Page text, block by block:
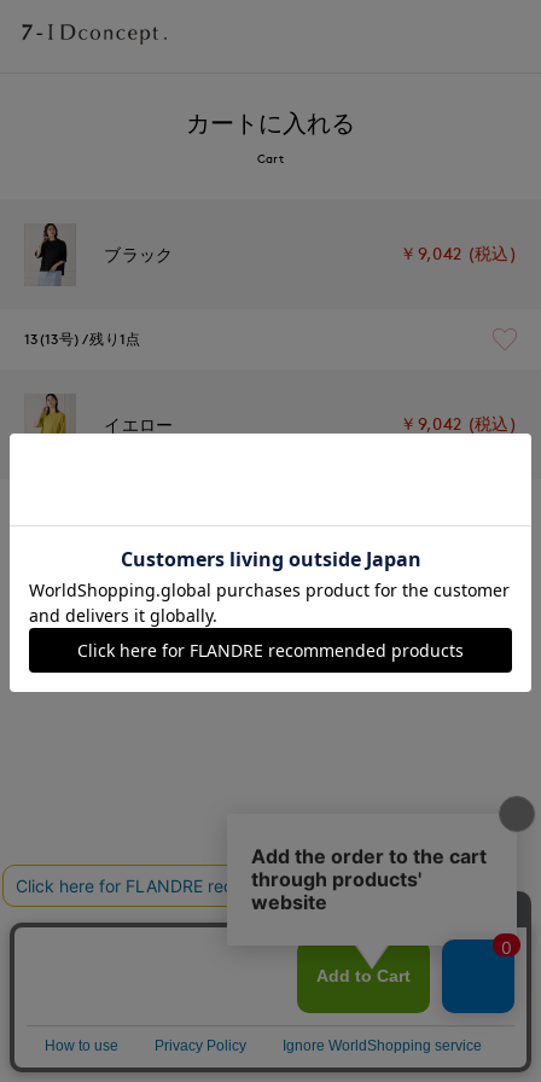
カートに入れる
Cart
ブラック ￥9,042 (税込)
13(13号) 残り1点
イエロー ￥9,042 (税込)